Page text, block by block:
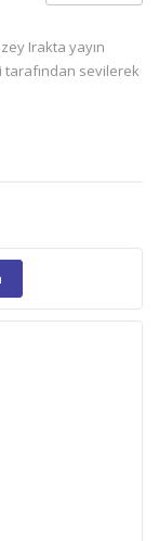
Irakta yayın
sevilerek